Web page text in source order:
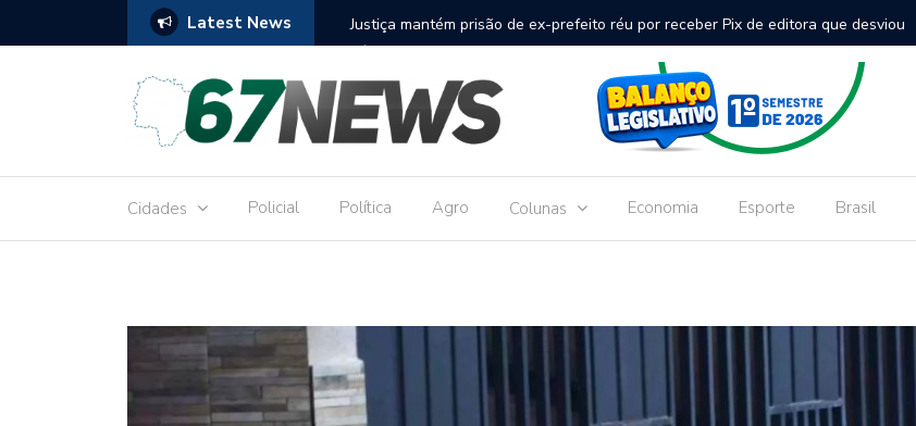
Latest News
réu por receber Pix de editora que desviou
Construção do terminal de passageiros no Aeroporto de Dourados vai custar R$
9,8 milhões
Cidades Policial Política Agro Colunas Economia Esporte Brasil